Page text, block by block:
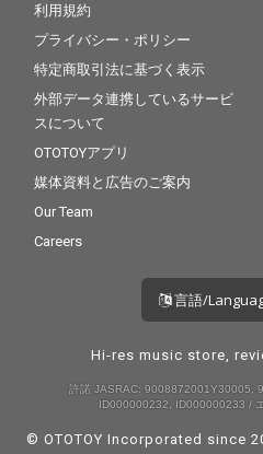
利用規約
プライバシー・ポリシー
特定商取引法に基づく表示
外部データ連携しているサービ
スについて
OTOTOYアプリ
媒体資料と広告のご案内
Our Team
Careers
言語/
Hi-res music store,
許諾 JASRAC: 9008872001Y30005,
ID000000232, ID000000233 /
© OTOTOY Incorporated since